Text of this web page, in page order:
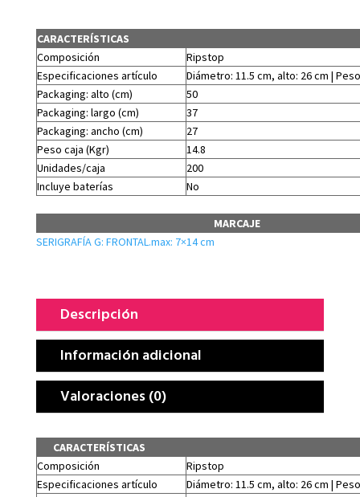
CARACTERÍSTICAS
Composición
Ripstop
Especificaciones artículo
Diámetro: 11.5 cm, alto: 26 cm |
Packaging: alto (cm)
50
Packaging: largo (cm)
37
Packaging: ancho (cm)
27
Peso caja (Kgr)
14.8
Unidades/caja
200
Incluye baterías
No
MARCAJE
SERIGRAFÍA G: FRONTAL.max: 7×14 cm
Descripción
Información adicional
Valoraciones (0)
CARACTERÍSTICAS
Composición
Ripstop
Especificaciones artículo
Diámetro: 11.5 cm, alto: 26 cm |